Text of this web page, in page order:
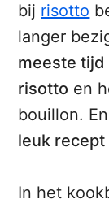
bij risotto
langer
meeste tijd
risotto en
bouillon.
leuk
In het